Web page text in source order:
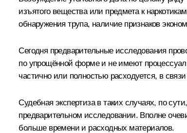
изъятого вещества или предмета к
обнаружения трупа, наличие признаков
Сегодня предварительные исследования
по упрощённой форме и не имеют
частично или полностью расходуется, в
Судебная экспертиза в таких случаях, по
предварительном исследовании. Вполне
больше времени и расходных материалов.